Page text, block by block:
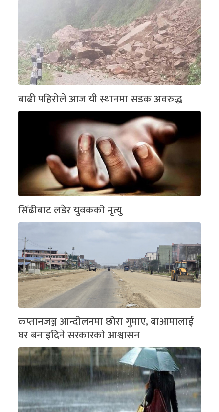
बाढी पहिरोले आज यी स्थानमा सडक अवरुद्ध
सिँढीबाट लडेर युवकको मृत्यु
कप्तानजञ्ज आन्दोलनमा छोरा गुमाए, बाआमालाई
घर बनाइदिने सरकारको आश्वासन